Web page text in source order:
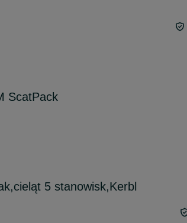
ScatPack
5 stanowisk,Kerbl